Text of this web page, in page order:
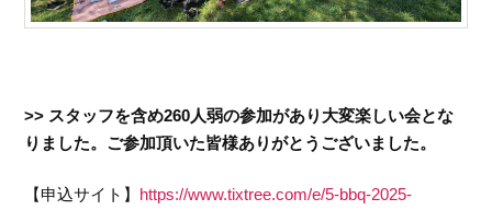
>> スタッフを含め260人弱の参加があり大変楽しい会とな
りました。ご参加頂いた皆様ありがとうございました。
【申込サイト】 https://www.tixtree.com/e/5-bbq-2025-